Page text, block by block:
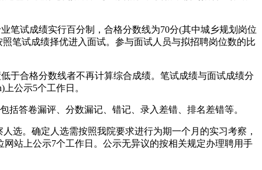
试成绩实行百分制，合格分数线为70分(其中城乡规划岗位
笔试成绩择优进入面试。参与面试人员与拟招聘岗位数的比
合格分数线者不再计算综合成绩。笔试成绩与面试成绩分
公示5个工作日。
答卷漏评、分数漏记、错记、录入差错、排名差错等。
。确定人选需按照我院要求进行为期一个月的实习考察，
站上公示7个工作日。公示无异议的按相关规定办理聘用手